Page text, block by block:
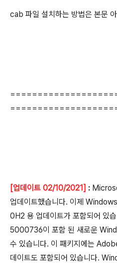
cab 파일 설치하는 방법은 본문
[업데이트 02/10/2021] :
업데이트했습니다. 이제
0H2 용 업데이트가 포함되어 있
5000736이 포함 된 새로운
수 있습니다. 이 패키지에는
데이트도 포함되어 있습니다.